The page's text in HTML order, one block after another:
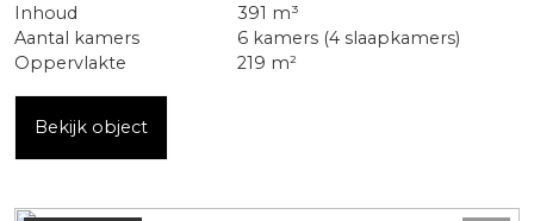
Inhoud
391 m³
Aantal kamers
6 kamers (4 slaapkamers)
Oppervlakte
219 m²
Bekijk object